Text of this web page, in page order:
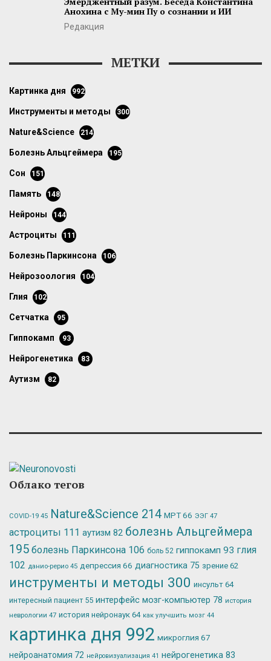
Анохина с Му-мин Пу о сознании и ИИ
Редакция
МЕТКИ
картинка дня 992
инструменты и методы 300
Nature&Science 214
болезнь Альцгеймера 195
сон 151
память 148
нейроны 144
астроциты 111
болезнь Паркинсона 106
нейрозоология 104
глия 102
сетчатка 95
гиппокамп 93
нейрогенетика 83
аутизм 82
Облако тегов
COVID-19 45 Nature&Science 214 МРТ66 ЭЭГ 47
астроциты 111 аутизм 82 болезнь Альцгеймера
195 болезнь Паркинсона 106 боль 52 гиппокамп 93 глия
102 данио-рерио 45 депрессия 66 диагностика 75 зрение 62
инструменты и методы 300 инсульт 64
интересный пациент 55 интерфейс мозг-компьютер 78 история
неврологии 47 история нейронаук 64 как улучшить мозг 44
картинка дня 992 микроглия 67
нейроанатомия 72 нейровизуализация 41 нейрогенетика 83